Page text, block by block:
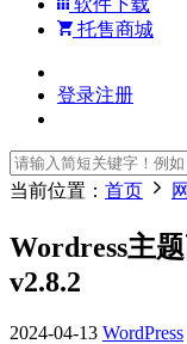
软件下载
托售商城
登录注册
当前位置： 首页
Wordress主
v2.8.2
2024-04-13 WordPress